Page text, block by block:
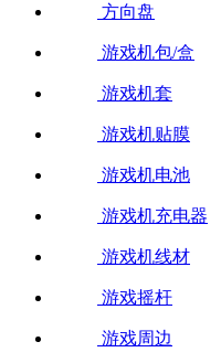
方向盘
游戏机包/盒
游戏机套
游戏机贴膜
游戏机电池
游戏机充电器
游戏机线材
游戏摇杆
游戏周边